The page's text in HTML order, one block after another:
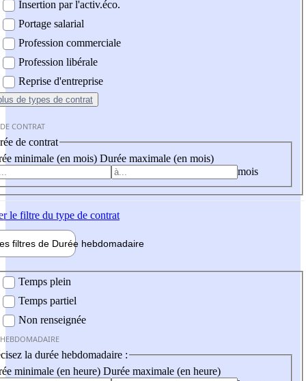
Insertion par l'activ.éco.
Portage salarial
Profession commerciale
Profession libérale
Reprise d'entreprise
de types de contrat
CONTRAT
de contrat
minimale (en mois) Durée maximale (en mois)
mois
le filtre du type de contrat
filtres de Durée hebdomadaire
Temps plein
Temps partiel
Non renseignée
la durée hebdomadaire :
minimale (en heure) Durée maximale (en heure)